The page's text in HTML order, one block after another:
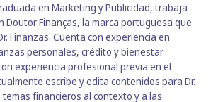
en Marketing y Publicidad, trabaja
Doutor Finanças, la marca portuguesa que
Finanzas. Cuenta con experiencia en
personales, crédito y bienestar
experiencia profesional previa en el
escribe y edita contenidos para Dr.
financieros al contexto y a las